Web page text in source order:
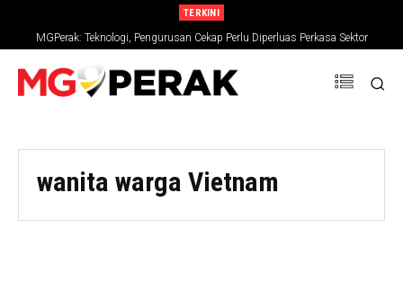
TERKINI
MGPerak: Teknologi, Pengurusan Cekap Perlu Diperluas Perkasa Sektor
Pertanian
wanita warga Vietnam